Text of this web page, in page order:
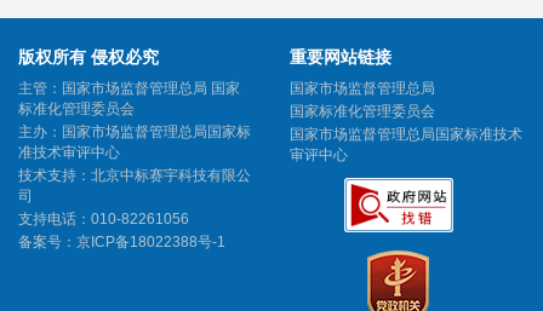
版权所有 侵权必究
主管：国家市场监督管理总局 国家
标准化管理委员会
主办：国家市场监督管理总局国家标
准技术审评中心
技术支持：北京中标赛宇科技有限公
司
支持电话：010-82261056
备案号： 京ICP备18022388号-1
重要网站链接
国家市场监督管理总局
国家标准化管理委员会
国家市场监督管理总局国家标准技术
审评中心